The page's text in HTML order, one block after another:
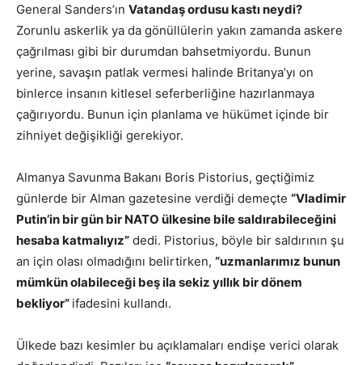
General Sanders’ın Vatandaş ordusu kastı neydi?
Zorunlu askerlik ya da gönüllülerin yakın zamanda askere
çağrılması gibi bir durumdan bahsetmiyordu. Bunun
yerine, savaşın patlak vermesi halinde Britanya’yı on
binlerce insanın kitlesel seferberliğine hazırlanmaya
çağırıyordu. Bunun için planlama ve hükümet içinde bir
zihniyet değişikliği gerekiyor.
Almanya Savunma Bakanı Boris Pistorius, geçtiğimiz
günlerde bir Alman gazetesine verdiği demeçte “Vladimir
Putin’in bir gün bir NATO ülkesine bile saldırabileceğini
hesaba katmalıyız” dedi. Pistorius, böyle bir saldırının şu
an için olası olmadığını belirtirken, “uzmanlarımız bunun
mümkün olabileceği beş ila sekiz yıllık bir dönem
bekliyor” ifadesini kullandı.
Ülkede bazı kesimler bu açıklamaları endişe verici olarak